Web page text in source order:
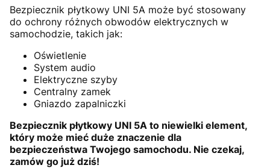
Bezpiecznik płytkowy UNI 5A może być stosowany
do ochrony różnych obwodów elektrycznych w
samochodzie, takich jak:
Oświetlenie
System audio
Elektryczne szyby
Centralny zamek
Gniazdo zapalniczki
Bezpiecznik płytkowy UNI 5A to niewielki element,
który może mieć duże znaczenie dla
bezpieczeństwa Twojego samochodu. Nie czekaj,
zamów go już dziś!